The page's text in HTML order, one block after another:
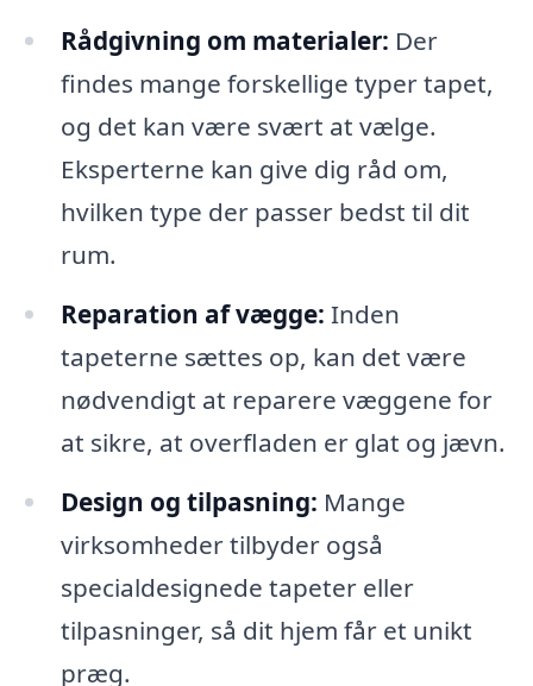
Rådgivning om materialer: Der
findes mange forskellige typer tapet,
og det kan være svært at vælge.
Eksperterne kan give dig råd om,
hvilken type der passer bedst til dit
rum.
Reparation af vægge: Inden
tapeterne sættes op, kan det være
nødvendigt at reparere væggene for
at sikre, at overfladen er glat og jævn.
Design og tilpasning: Mange
virksomheder tilbyder også
specialdesignede tapeter eller
tilpasninger, så dit hjem får et unikt
præg.